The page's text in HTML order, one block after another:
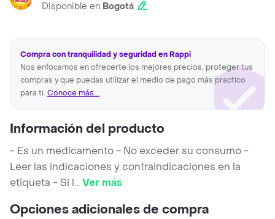
Disponible en Bogotá
Compra con tranquilidad y seguridad en Rappi
Nos enfocamos en ofrecerte los mejores precios, proteger tus
compras y que puedas utilizar el medio de pago más practico
para ti. Conoce más...
Información del producto
- Es un medicamento - No exceder su consumo -
Leer las indicaciones y contraindicaciones en la
etiqueta - Si l...Ver más
Opciones adicionales de compra